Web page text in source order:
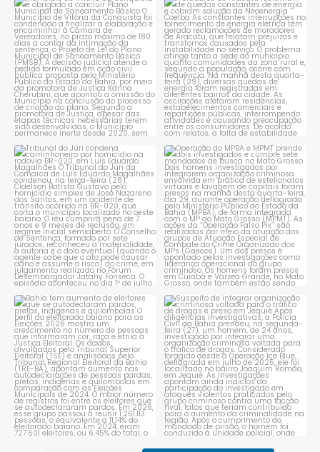
Município de Vitória da
Conquista é obrigado a...
1 0
Moradores de Aracatu
reclamam de quedas
constantes ...
1 0
Tribunal do Júri condena
caminhoneiro por...
1 0
Operação do MPBA e MPMT
prende dois investigados e...
1 0
Bahia tem aumento de eleitores
que se autodeclaram...
1 0
Suspeito de integrar
organização criminosa
voltada...
1 0